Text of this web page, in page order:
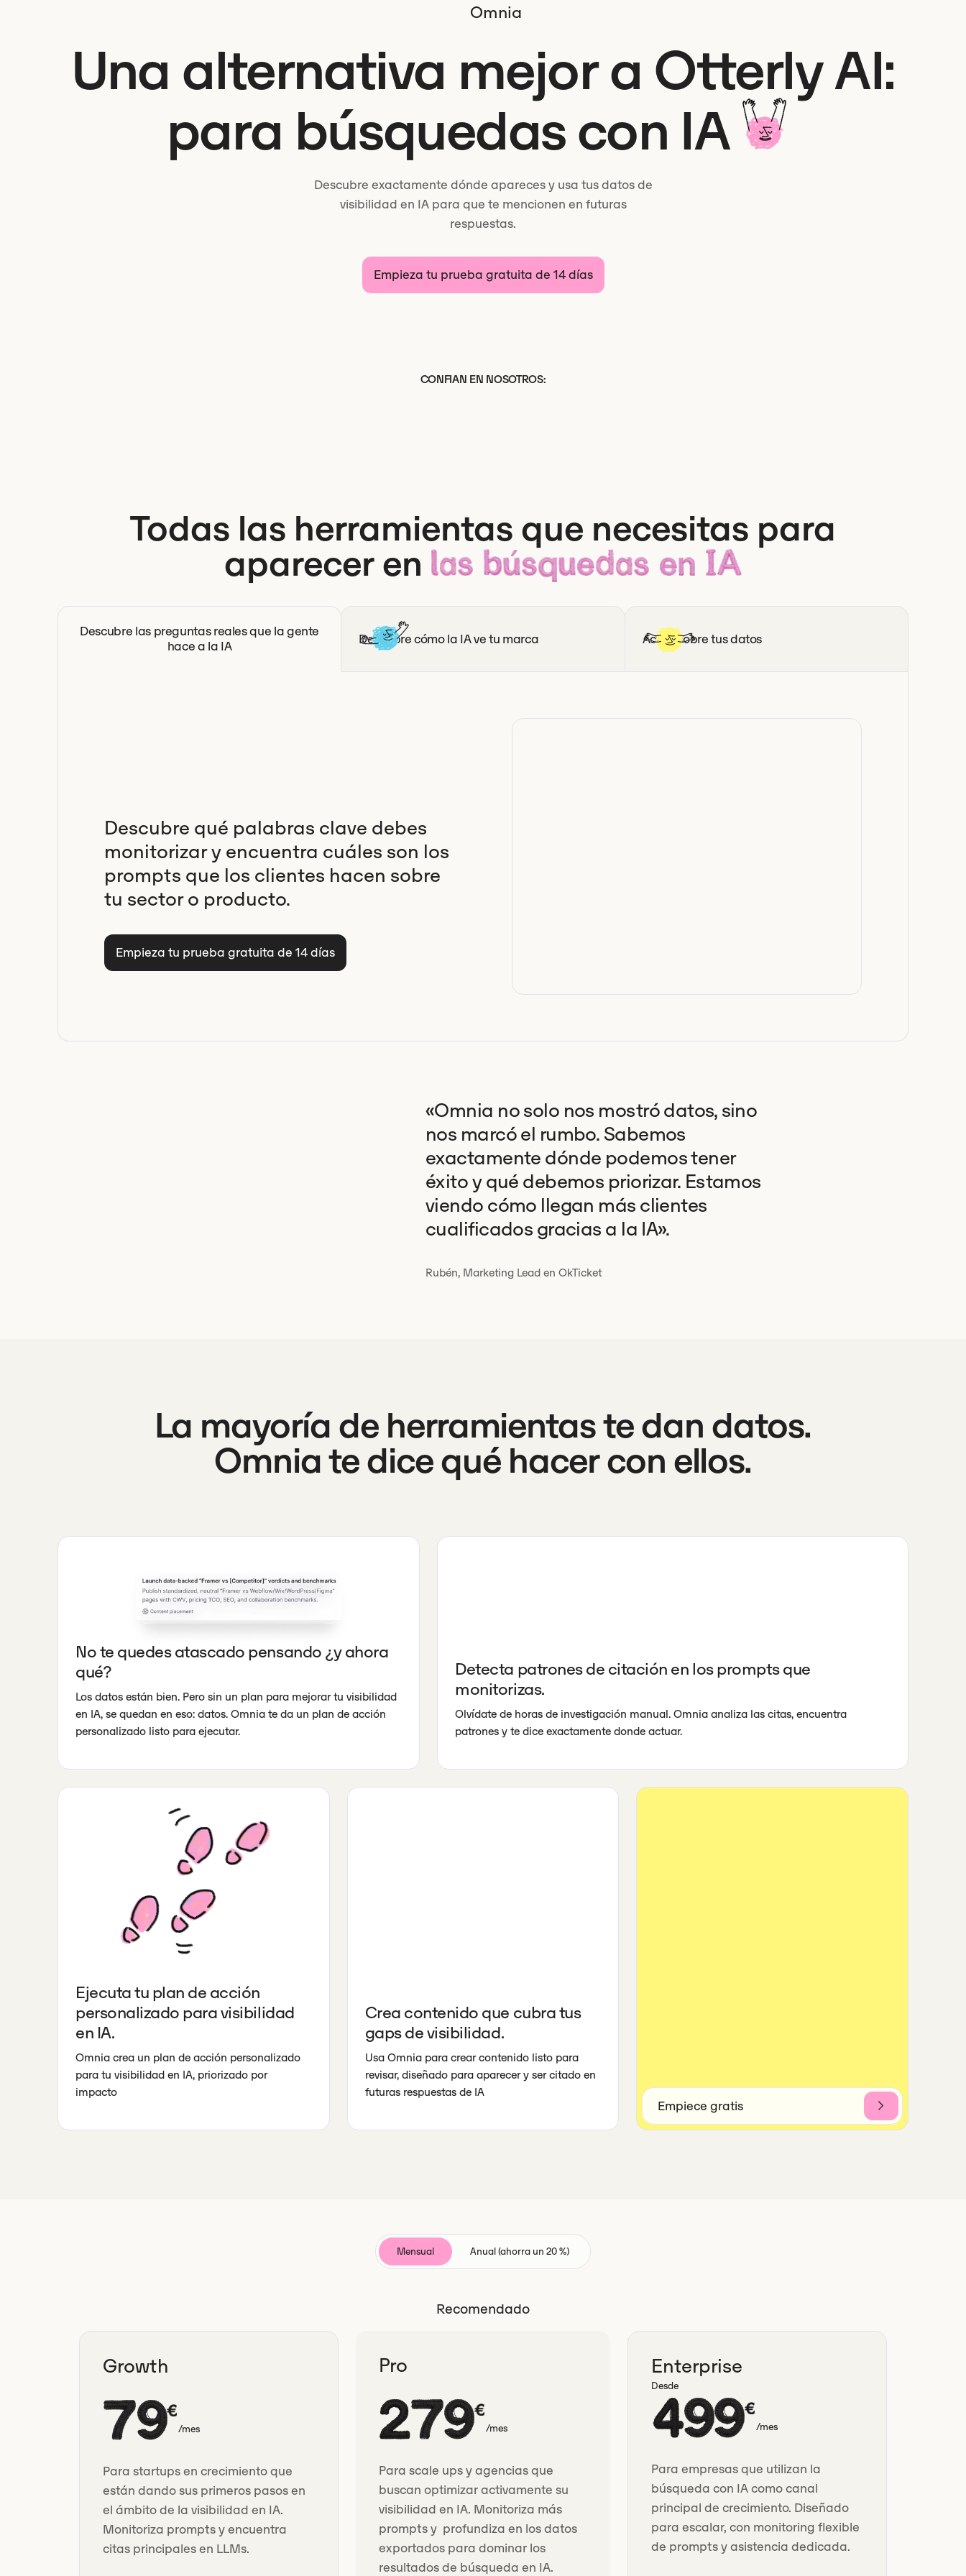
Omnia
Una alternativa mejor a Otterly AI:
para búsquedas con IA
Descubre exactamente dónde apareces y usa tus datos de
visibilidad en IA para que te mencionen en futuras
respuestas.
Empieza tu prueba gratuita de 14 días
CONFIAN EN NOSOTROS:
Todas las herramientas que necesitas para
aparecer en las búsquedas en IA
Descubre las preguntas reales que la gente
hace a la IA
Descubre cómo la IA ve tu marca Actúa sobre tus datos
Descubre qué palabras clave debes
monitorizar y encuentra cuáles son los
prompts que los clientes hacen sobre
tu sector o producto.
Empieza tu prueba gratuita de 14 días
«Omnia no solo nos mostró datos, sino
nos marcó el rumbo. Sabemos
exactamente dónde podemos tener
éxito y qué debemos priorizar. Estamos
viendo cómo llegan más clientes
cualificados gracias a la IA».
Rubén, Marketing Lead en OkTicket
La mayoría de herramientas te dan datos.
Omnia te dice qué hacer con ellos.
No te quedes atascado pensando ¿y ahora
qué?
Los datos están bien. Pero sin un plan para mejorar tu visibilidad
en IA, se quedan en eso: datos. Omnia te da un plan de acción
personalizado listo para ejecutar.
Detecta patrones de citación en los prompts que
monitorizas.
Olvídate de horas de investigación manual. Omnia analiza las citas, encuentra
patrones y te dice exactamente donde actuar.
Ejecuta tu plan de acción
personalizado para visibilidad
en IA.
Omnia crea un plan de acción personalizado
para tu visibilidad en IA, priorizado por
impacto
Crea contenido que cubra tus
gaps de visibilidad.
Usa Omnia para crear contenido listo para
revisar, diseñado para aparecer y ser citado en
futuras respuestas de IA
Empiece gratis
Mensual Anual (ahorra un 20 %)
Growth
79€
/mes
Para startups en crecimiento que
están dando sus primeros pasos en
el ámbito de la visibilidad en IA.
Monitoriza prompts y encuentra
citas principales en LLMs.
Recomendado
Pro
279€
/mes
Para scale ups y agencias que
buscan optimizar activamente su
visibilidad en IA. Monitoriza más
prompts y profundiza en los datos
exportados para dominar los
resultados de búsqueda en IA.
Enterprise
Desde
499€
/mes
Para empresas que utilizan la
búsqueda con IA como canal
principal de crecimiento. Diseñado
para escalar, con monitoring flexible
de prompts y asistencia dedicada.